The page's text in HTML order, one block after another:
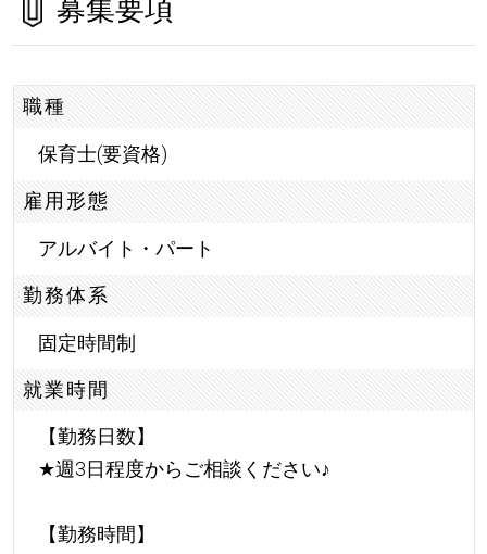
募集要項
職種
保育士(要資格)
雇用形態
アルバイト・パート
勤務体系
固定時間制
就業時間
【勤務日数】
★週3日程度からご相談ください♪
【勤務時間】